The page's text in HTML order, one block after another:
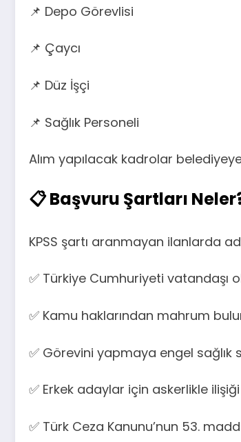
📌 Depo Görevlisi
📌 Çaycı
📌 Düz İşçi
📌 Sağlık Personeli
Alım yapılacak kadrolar
📋 Başvuru Şartları
KPSS şartı aranmayan ilanlarda
✅ Türkiye Cumhuriyeti vatandaşı
✅ Kamu haklarından mahrum
✅ Görevini yapmaya engel
✅ Erkek adaylar için askerlikle
✅ Türk Ceza Kanunu’nun 53.